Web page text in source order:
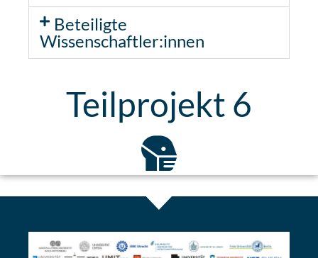
Beteiligte
Wissenschaftler:innen
Teilprojekt 6